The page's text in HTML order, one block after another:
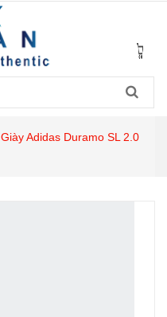
Giày Adidas Duramo SL 2.0